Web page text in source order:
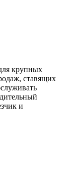
крупных
ставящих
и